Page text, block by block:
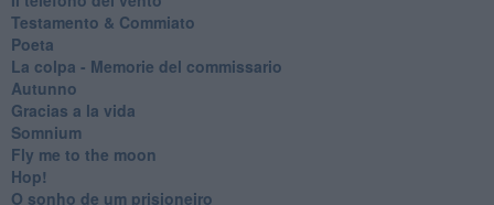
Testamento & Commiato
Poeta
​La colpa - Memorie del commissario
Autunno
Gracias a la vida
Somnium
Fly me to the moon
Hop!
O sonho de um prisioneiro